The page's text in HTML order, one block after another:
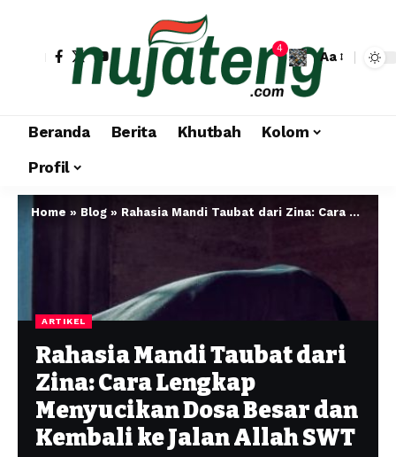
4
Aa
Beranda Berita Khutbah
Kolom
Profil
Home » Blog » Rahasia Mandi Taubat dari Zina: Cara Lengkap Menyucikan Dosa Besar dan Kembali ke Jalan Allah SWT
ARTIKEL
Rahasia Mandi Taubat dari
Zina: Cara Lengkap
Menyucikan Dosa Besar dan
Kembali ke Jalan Allah SWT